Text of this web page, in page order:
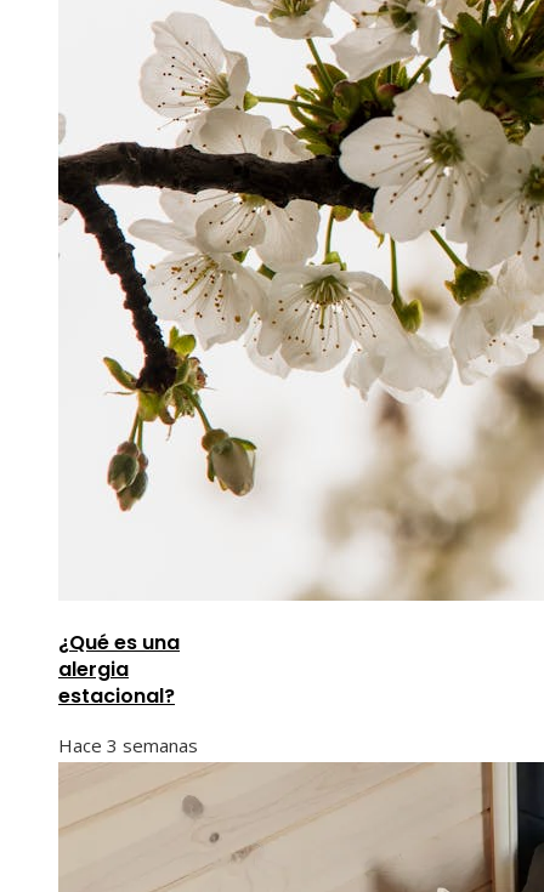
¿Qué es una
alergia
estacional?
Hace 3 semanas